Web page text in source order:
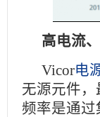
高电流
Vicor电
无源元件
频率是通过